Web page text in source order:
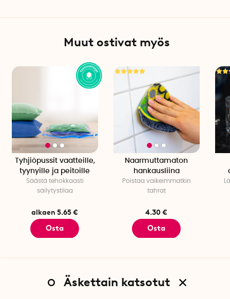
Muut ostivat myös
Tyhjiöpussit vaatteille,
tyynyille ja peitoille
Säästä tehokkaasti
säilytystilaa
alkaen 5.65 €
Osta
Naarmuttamaton
hankausliina
Poistaa vaikeimmatkin
tahrat
4.30 €
Osta
Äskettain katsotut